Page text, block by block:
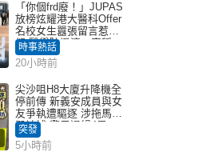
「你個frd廢！」JUPAS
放榜炫耀港大醫科Offer
名校女生囂張留言惹眾
怒 醫學院澄清：宣稱
「40.5分獲錄取」不符事
實｜Juicy叮
時事熱話
20小時前
尖沙咀H8大廈升降機全
停前傳 新義安成員與女
友爭執遭驅逐 涉拖馬刑
毀被捕 警另通緝4男
突發
5小時前